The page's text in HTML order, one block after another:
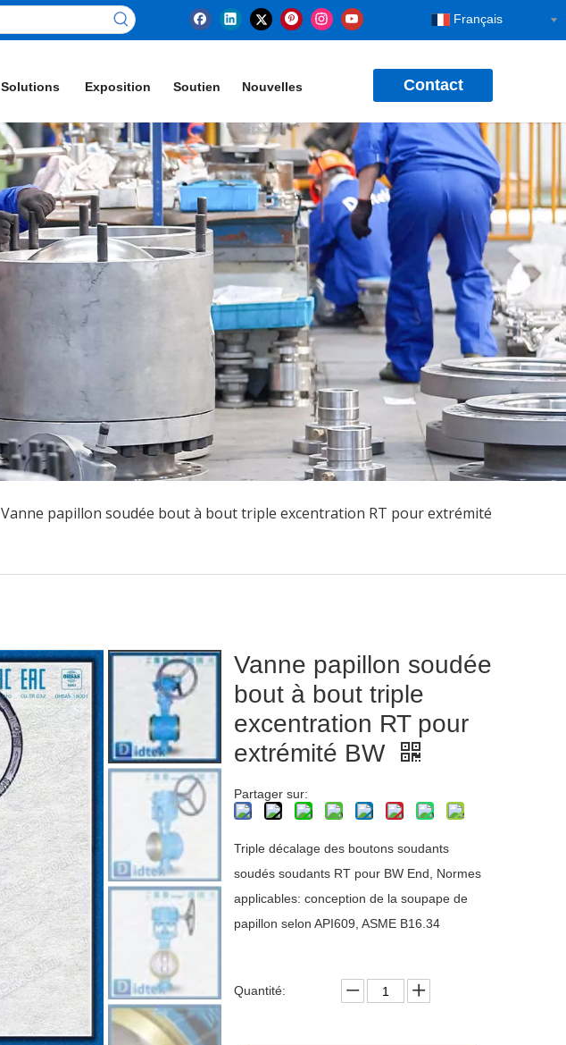
Français
Solutions Exposition Soutien Nouvelles Contact
Vanne papillon soudée bout à bout triple excentration RT pour extrémité
Vanne papillon soudée
bout à bout triple
excentration RT pour
extrémité BW
Partager sur:
Triple décalage des boutons soudants
soudés soudants RT pour BW End, Normes
applicables: conception de la soupape de
papillon selon API609, ASME B16.34
Quantité: